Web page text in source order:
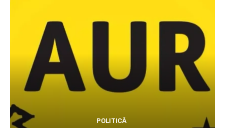
POLITICĂ